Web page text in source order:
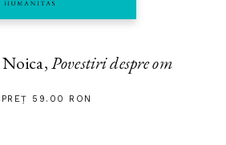
Povestiri despre om
PREȚ 59.00 RON